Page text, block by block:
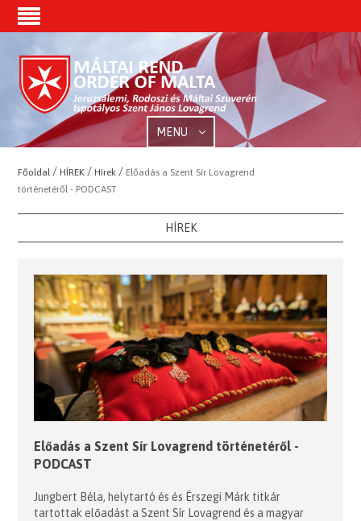
MENU
Főoldal /HÍREK /Hírek / Előadás a Szent Sír Lovagrend
történetéről - PODCAST
HÍREK
Előadás a Szent Sír Lovagrend történetéről -
PODCAST
Jungbert Béla, helytartó és és Érszegi Márk titkár
tartottak előadást a Szent Sír Lovagrend és a magyar